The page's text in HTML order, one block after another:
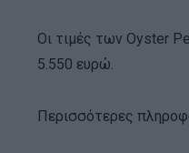
Οι τιμές των Oyster
5.550 ευρώ.
Περισσότερες